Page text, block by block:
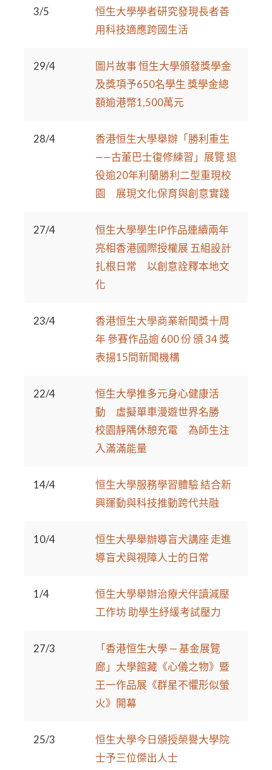
3/5
恒生大學學者研究發現長者善
用科技適應跨國生活
29/4
圖片故事 恒生大學頒發獎學金
及獎項予650名學生 獎學金總
額逾港幣1,500萬元
28/4
香港恒生大學舉辦「勝利重生
——古董巴士復修練習」展覽 退
役逾20年利蘭勝利二型重現校
園 展現文化保育與創意實踐
27/4
恒生大學學生IP作品連續兩年
亮相香港國際授權展 五組設計
扎根日常 以創意詮釋本地文
化
23/4
香港恒生大學商業新聞獎十周
年 參賽作品逾 600 份 頒 34 獎
表揚15間新聞機構
22/4
恒生大學推多元身心健康活
動 虛擬單車漫遊世界名勝
校園靜隅休憩充電 為師生注
入滿滿能量
14/4
恒生大學服務學習體驗 結合新
興運動與科技推動跨代共融
10/4
恒生大學舉辦導盲犬講座 走進
導盲犬與視障人士的日常
1/4
恒生大學舉辦治療犬伴讀減壓
工作坊 助學生紓緩考試壓力
27/3
「香港恒生大學 — 基金展覽
廊」大學館藏《心儀之物》暨
王一作品展《群星不懼形似螢
火》開幕
25/3
恒生大學今日頒授榮譽大學院
士予三位傑出人士